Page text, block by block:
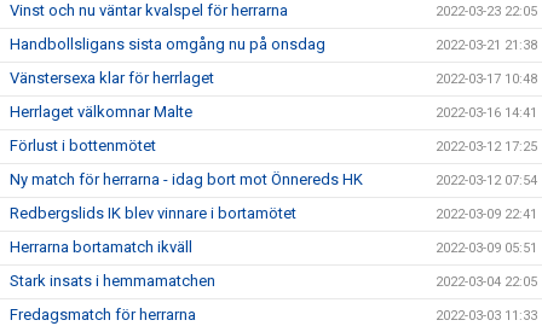
Vinst och nu väntar kvalspel för herrarna 2022-03-23 22:05
Handbollsligans sista omgång nu på onsdag 2022-03-21 21:38
Vänstersexa klar för herrlaget 2022-03-17 10:48
Herrlaget välkomnar Malte 2022-03-16 14:41
Förlust i bottenmötet 2022-03-12 17:25
Ny match för herrarna - idag bort mot Önnereds HK 2022-03-12 07:54
Redbergslids IK blev vinnare i bortamötet 2022-03-09 22:41
Herrarna bortamatch ikväll 2022-03-09 05:51
Stark insats i hemmamatchen 2022-03-04 22:05
Fredagsmatch för herrarna 2022-03-03 11:33